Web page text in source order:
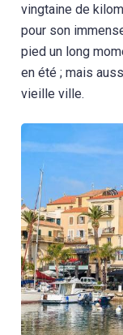
vingtaine de
pour son
pied un long
en été ; mais
vieille ville.